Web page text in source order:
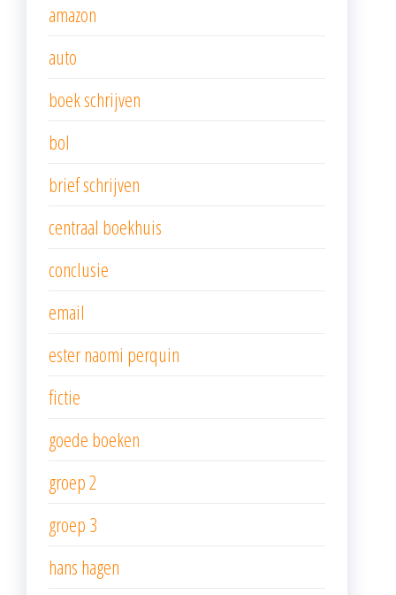
amazon
auto
boek schrijven
bol
brief schrijven
centraal boekhuis
conclusie
email
ester naomi perquin
fictie
goede boeken
groep 2
groep 3
hans hagen